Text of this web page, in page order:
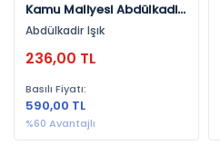
Çevre Politikaları (5)
Araştırma - İnceleme (5)
Teknoloji (5)
İstatistik (5)
Kamu Maliyesi Abdülkadir
Işık
Abdülkadir Işık
236,00 TL
Basılı Fiyatı:
590,00 TL
%60 Avantajlı